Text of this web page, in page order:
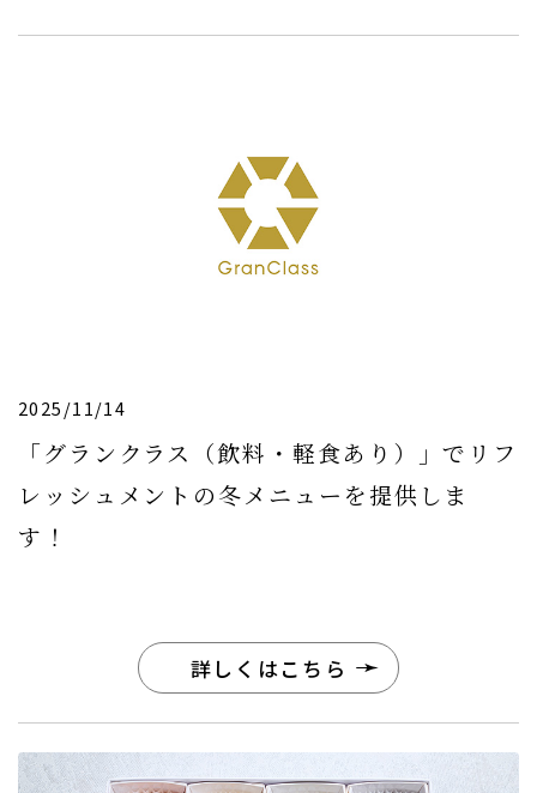
2025/11/14
「グランクラス（飲料・軽食あり）」でリフ
レッシュメントの冬メニューを提供しま
す！
詳しくはこちら